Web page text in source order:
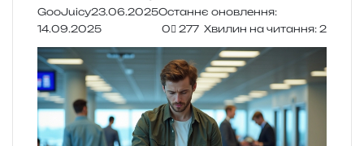
GooJuicy23.06.2025Останнє оновлення:
14.09.2025
0 277 Хвилин на читання: 2